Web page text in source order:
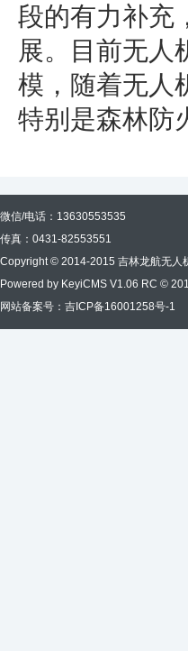
段的有力补充
展。目前无人
模，随着无人
特别是森林防
微信/电话：13630553535
传真：0431-82553551
Copyright © 2014-2015 吉林龙航无人
Powered by KeyiCMS V1.06 RC ©
网站备案号：吉ICP备16001258号-1